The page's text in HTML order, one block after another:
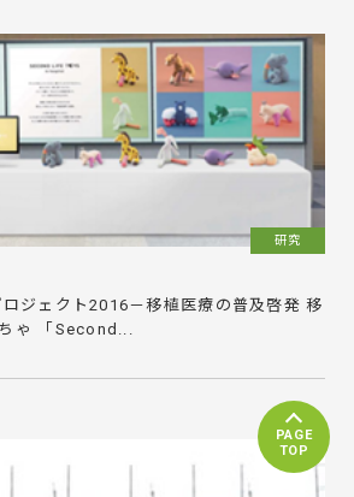
研究
ジェクト2016－移植医療の普及啓発 移
ゃ 「Second...
PAGE
TOP